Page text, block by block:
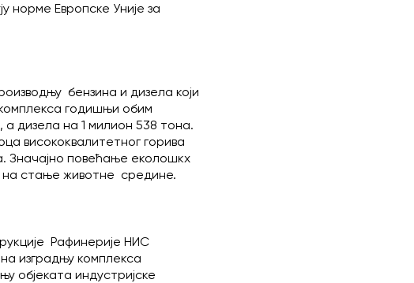
норме Европске Уније за
бензина и дизела који
годишњи обим
дизела на 1 милион 538 тона.
висококвалитетног горива
Значајно повећање еколошкх
на стање животне средине.
Рафинерије НИС
изградњу комплекса
објеката индустријске